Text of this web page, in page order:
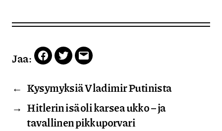
Jaa: Facebook
TwitterEmail
← Kysymyksiä Vladimir Putinista
→ Hitlerin isä oli karsea ukko – ja
tavallinen pikkuporvari